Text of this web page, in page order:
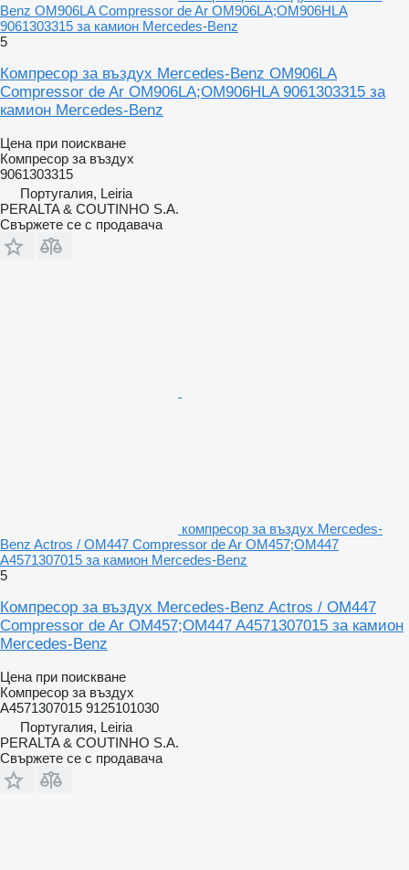
Benz OM906LA Compressor de Ar OM906LA;OM906HLA
9061303315 за камион Mercedes-Benz
5
Компресор за въздух Mercedes-Benz OM906LA
Compressor de Ar OM906LA;OM906HLA 9061303315 за
камион Mercedes-Benz
Цена при поискване
Компресор за въздух
9061303315
Португалия, Leiria
PERALTA & COUTINHO S.A.
Свържете се с продавача
компресор за въздух Mercedes-
Benz Actros / OM447 Compressor de Ar OM457;OM447
A4571307015 за камион Mercedes-Benz
5
Компресор за въздух Mercedes-Benz Actros / OM447
Compressor de Ar OM457;OM447 A4571307015 за камион
Mercedes-Benz
Цена при поискване
Компресор за въздух
A4571307015 9125101030
Португалия, Leiria
PERALTA & COUTINHO S.A.
Свържете се с продавача